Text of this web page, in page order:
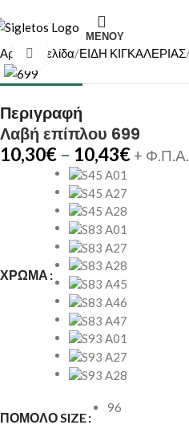
ΜΕΝΟΎ
Αρχική σελίδα ΕΙΔΗ ΚΙΓΚΑΛΕΡΙΑΣ
Κάντε κλικ για μεγέθυνση
Περιγραφή
Λαβή επίπλου 699
10,30€ – 10,43€ + Φ.Π.Α.
ΧΡΏΜΑ
ΠΌΜΟΛΟ SIZE
96